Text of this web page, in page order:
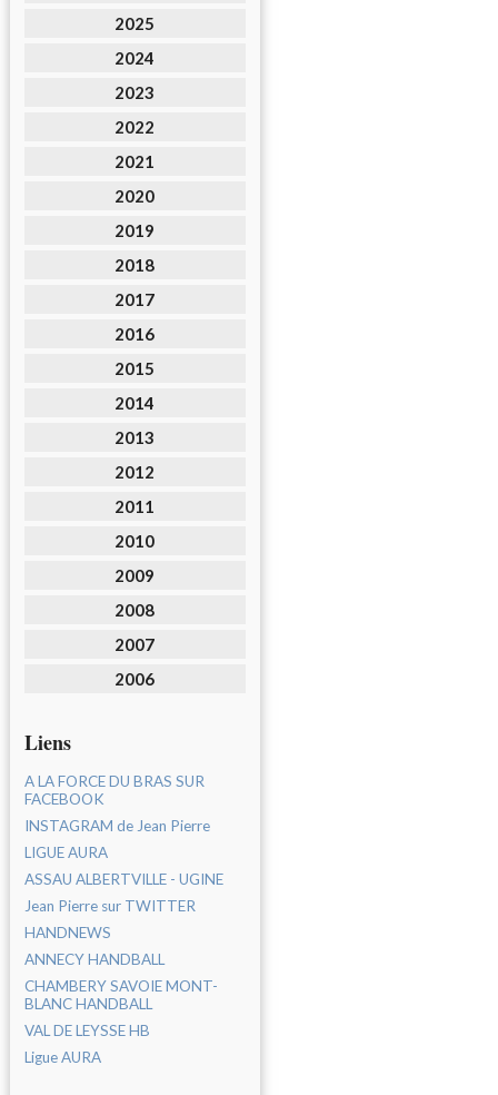
2025
2024
2023
2022
2021
2020
2019
2018
2017
2016
2015
2014
2013
2012
2011
2010
2009
2008
2007
2006
Liens
A LA FORCE DU BRAS SUR
FACEBOOK
INSTAGRAM de Jean Pierre
LIGUE AURA
ASSAU ALBERTVILLE - UGINE
Jean Pierre sur TWITTER
HANDNEWS
ANNECY HANDBALL
CHAMBERY SAVOIE MONT-
BLANC HANDBALL
VAL DE LEYSSE HB
Ligue AURA